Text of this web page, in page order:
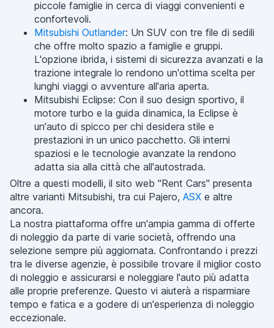
piccole famiglie in cerca di viaggi convenienti e
confortevoli.
Mitsubishi Outlander: Un SUV con tre file di sedili
che offre molto spazio a famiglie e gruppi.
L'opzione ibrida, i sistemi di sicurezza avanzati e la
trazione integrale lo rendono un'ottima scelta per
lunghi viaggi o avventure all'aria aperta.
Mitsubishi Eclipse: Con il suo design sportivo, il
motore turbo e la guida dinamica, la Eclipse è
un'auto di spicco per chi desidera stile e
prestazioni in un unico pacchetto. Gli interni
spaziosi e le tecnologie avanzate la rendono
adatta sia alla città che all'autostrada.
Oltre a questi modelli, il sito web "Rent Cars" presenta
altre varianti Mitsubishi, tra cui Pajero, ASX e altre
ancora.
La nostra piattaforma offre un'ampia gamma di offerte
di noleggio da parte di varie società, offrendo una
selezione sempre più aggiornata. Confrontando i prezzi
tra le diverse agenzie, è possibile trovare il miglior costo
di noleggio e assicurarsi e noleggiare l'auto più adatta
alle proprie preferenze. Questo vi aiuterà a risparmiare
tempo e fatica e a godere di un'esperienza di noleggio
eccezionale.